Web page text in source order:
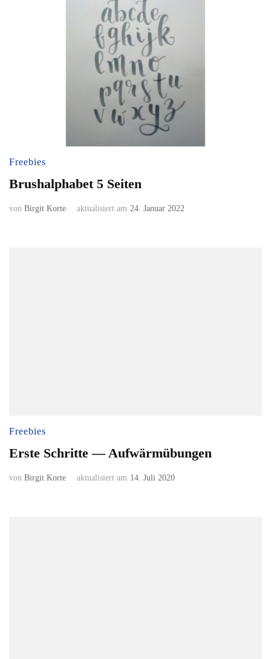
Freebies
Brushalphabet 5 Seiten
von Birgit Korte aktualisiert am 24. Januar 2022
Freebies
Erste Schritte — Aufwärmübungen
von Birgit Korte aktualisiert am 14. Juli 2020